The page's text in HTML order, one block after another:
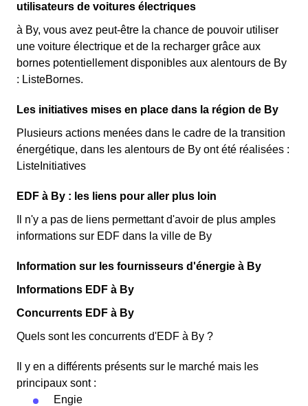
utilisateurs de voitures électriques
à By, vous avez peut-être la chance de pouvoir utiliser
une voiture électrique et de la recharger grâce aux
bornes potentiellement disponibles aux alentours de By
: ListeBornes.
Les initiatives mises en place dans la région de By
Plusieurs actions menées dans le cadre de la transition
énergétique, dans les alentours de By ont été réalisées :
ListeInitiatives
EDF à By : les liens pour aller plus loin
Il n'y a pas de liens permettant d'avoir de plus amples
informations sur EDF dans la ville de By
Information sur les fournisseurs d'énergie à By
Informations EDF à By
Concurrents EDF à By
Quels sont les concurrents d'EDF à By ?
Il y en a différents présents sur le marché mais les
principaux sont :
Engie